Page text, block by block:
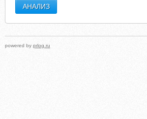
powered by prlog.ru